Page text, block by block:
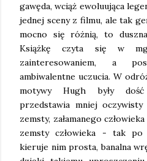
gawęda, wciąż ewoluująca
jednej sceny z filmu, ale tak
mocno się różnią, to
Książkę czyta się w
zainteresowaniem, a
ambiwalentne uczucia. W
motywy Hugh były dość
przedstawia mniej
zemsty, załamanego
zemsty człowieka - tak
kieruje nim prosta, banalna